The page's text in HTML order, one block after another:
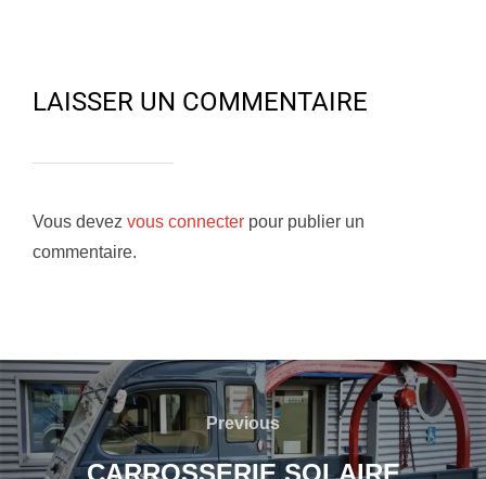
LAISSER UN COMMENTAIRE
Vous devez vous connecter pour publier un
commentaire.
Navigation
de
Previous
Previous